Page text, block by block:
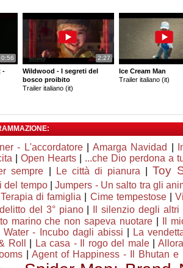
0:56
-
2:27
Wildwood - I segreti del
bosco proibito
Trailer italiano (it)
Ice Cream Man
Trailer italiano (it)
- L'accordatore Amarga Navidad
Open Hearts
...che Dio perdona a
sempre
Le città di pianura |Toy
del tempo|Jumpers - Un salto tra gli
Terapia di famiglia Cime tempestose |
delitto del 3° piano| Il silenzio degli altri
marino che non sapeva nuotare
Il
Water - Incubo dagli abissi
La
Roll
La casa - Il rogo del male|
Agent of Happiness - Il Bhutan e